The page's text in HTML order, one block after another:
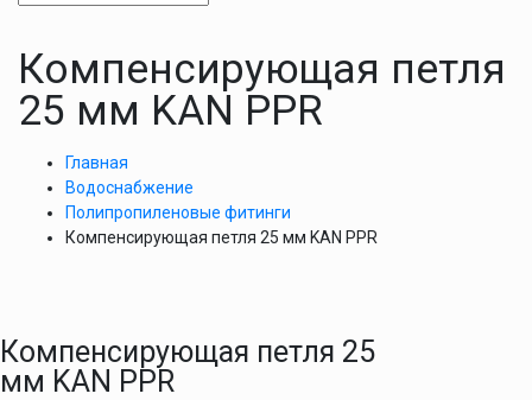
Компенсирующая петля
25 мм KAN PPR
Главная
Водоснабжение
Полипропиленовые фитинги
Компенсирующая петля 25 мм KAN PPR
Компенсирующая петля 25
мм KAN PPR